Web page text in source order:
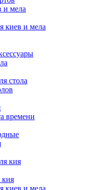
и мела
киев и мела
стола
времени
кия
кия
киев и мела